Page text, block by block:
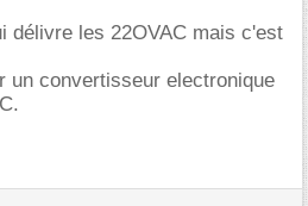
délivre les 22OVAC mais c'est
un convertisseur electronique